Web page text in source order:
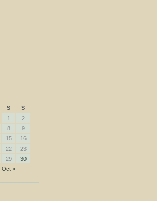
S S
Oct »
1
2
8
9
15
16
22
23
29 30